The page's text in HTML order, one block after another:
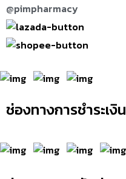
@pimpharmacy
ช่องทางการชำระเงิน